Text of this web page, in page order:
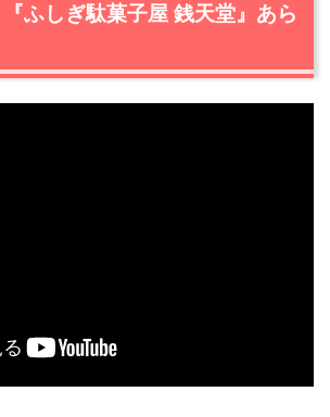
『ふしぎ駄菓子屋 銭天堂』あら